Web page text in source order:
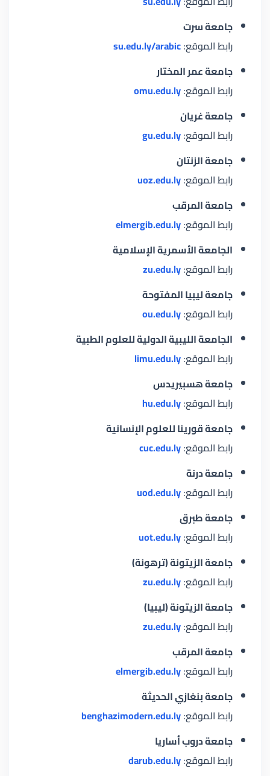
جامعة سرت
رابط الموقع:su.edu.ly/arabic
جامعة عمر المختار
رابط الموقع:omu.edu.ly
جامعة غريان
رابط الموقع:gu.edu.ly
جامعة الزنتان
رابط الموقع:uoz.edu.ly
جامعة المرقب
رابط الموقع:elmergib.edu.ly
الجامعة الأسمرية الإسلامية
رابط الموقع:zu.edu.ly
جامعة ليبيا المفتوحة
رابط الموقع:ou.edu.ly
الجامعة الليبية الدولية للعلوم الطبية
رابط الموقع:limu.edu.ly
جامعة هسبيريدس
رابط الموقع:hu.edu.ly
جامعة قورينا للعلوم الإنسانية
رابط الموقع:cuc.edu.ly
جامعة درنة
رابط الموقع:uod.edu.ly
جامعة طبرق
رابط الموقع:uot.edu.ly
جامعة الزيتونة (ترهونة)
رابط الموقع:zu.edu.ly
جامعة الزيتونة (ليبيا)
رابط الموقع:zu.edu.ly
جامعة المرقب
رابط الموقع:elmergib.edu.ly
جامعة بنغازي الحديثة
رابط الموقع:benghazimodern.edu.ly
جامعة دروب أساريا
رابط الموقع:darub.edu.ly